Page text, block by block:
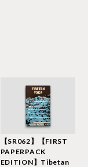
【SR062】【FIRST
PAPERPACK
EDITION】Tibetan